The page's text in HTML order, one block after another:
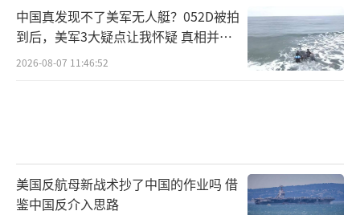
中国真发现不了美军无人艇？052D被拍
到后，美军3大疑点让我怀疑 真相并非
如此
2026-08-07 11:46:52
美国反航母新战术抄了中国的作业吗 借
鉴中国反介入思路